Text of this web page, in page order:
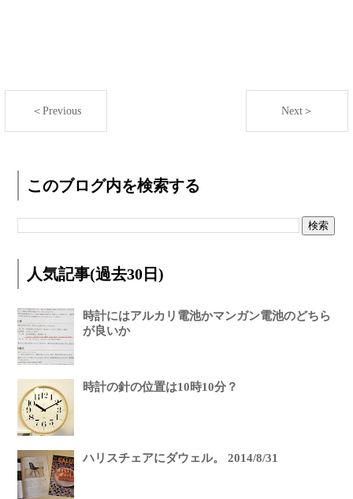
＜Previous Next＞
このブログ内を検索する
人気記事(過去30日)
時計にはアルカリ電池かマンガン電池のどちら
が良いか
時計の針の位置は10時10分？
ハリスチェアにダウェル。 2014/8/31